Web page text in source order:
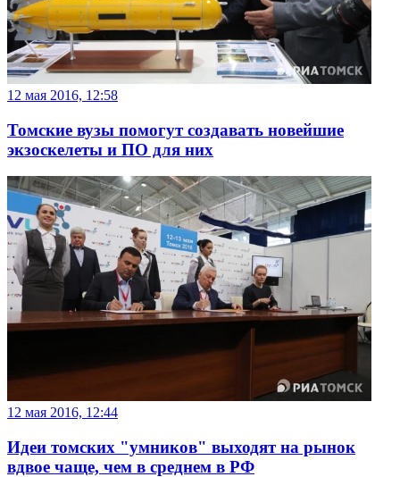
12 мая 2016, 12:58
Томские вузы помогут создавать новейшие
экзоскелеты и ПО для них
12 мая 2016, 12:44
Идеи томских "умников" выходят на рынок
вдвое чаще, чем в среднем в РФ